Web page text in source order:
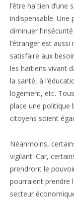
l’être haïtien
indispensable. Une
diminuer
l’étranger est
satisfaire aux
les haïtiens vivant
la santé, à
logement, etc.
place une politique
citoyens soient
Néanmoins,
vigilant. Car,
prendront le
pourraient prendre
secteur